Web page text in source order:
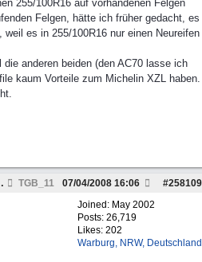
255/100R16 auf vorhandenen Felgen
Felgen, hätte ich früher gedacht, es
es in 255/100R16 nur einen Neureifen
anderen beiden (den AC70 lasse ich
kaum Vorteile zum Michelin XZL haben.
45 4x4 TGB_11 #258109
07/04/2008 16:06
Joined: May 2002
Posts: 26,719
Likes: 202
Warburg, NRW, Deutschland